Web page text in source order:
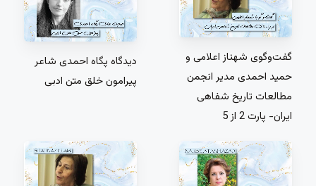
دیدگاه پگاه احمدی شاعر
پیرامون خلق متن ادبی
گفت‌و‌گوی شهناز اعلامی و
حمید احمدی مدیر انجمن
مطالعات تاریخ شفاهی
ایران- پارت 2 از 5